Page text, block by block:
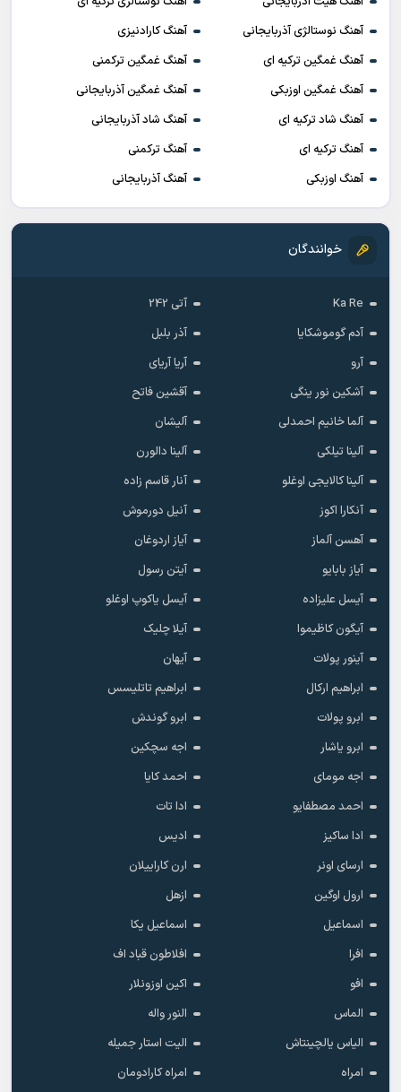
آهنگ نوستالژی آذربایجانی
آهنگ کارادنیزی
آهنگ غمگین ترکیه ای
آهنگ غمگین ترکمنی
آهنگ غمگین اوزبکی
آهنگ غمگین آذربایجانی
آهنگ شاد ترکیه ای
آهنگ شاد آذربایجانی
آهنگ ترکیه ای
آهنگ ترکمنی
آهنگ اوزبکی
آهنگ آذربایجانی
خوانندگان
Ka Re
آتی 242
آدم گوموشکایا
آذر بلبل
آرو
آریا آریای
آشکین نور ینگی
آقشین فاتح
آلما خانیم احمدلی
آلیشان
آلینا تیلکی
آلینا دالورن
آلینا کالایجی اوغلو
آنار قاسم زاده
آنکارا اکوز
آنیل دورموش
آهسن آلماز
آیاز اردوغان
آیاز بابایو
آیتن رسول
آیسل علیزاده
آیسل یاکوپ اوغلو
آیگون کاظیموا
آیلا چلیک
آینور پولات
آیهان
ابراهیم ارکال
ابراهیم تاتلیسس
ابرو پولات
ابرو گوندش
ابرو یاشار
اجه سچکین
اجه مومای
احمد کایا
احمد مصطفایو
ادا تات
ادا ساکیز
ادیس
ارسای اونر
ارن کاراییلان
ارول اوگین
ازهل
اسماعیل
اسماعیل یکا
افرا
افلاطون قباد اف
افو
اکین اوزونلار
الماس
النور واله
الیاس یالچینتاش
الیت استار جمیله
امراه
امراه کارادومان